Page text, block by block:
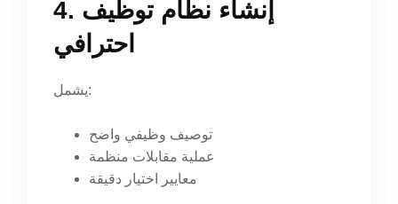
4. إنشاء نظام توظيف
احترافي
يشمل:
توصيف وظيفي واضح
عملية مقابلات منظمة
معايير اختيار دقيقة